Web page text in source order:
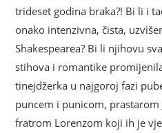
trideset godina braka?! Bi li i
onako intenzivna, čista,
Shakespearea? Bi li njihovu
stihova i romantike
tinejdžerka u najgoroj fazi
puncem i punicom,
fratrom Lorenzom koji ih je